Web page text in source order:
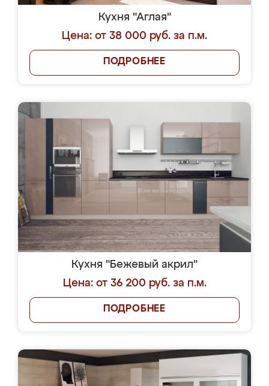
Кухня "Аглая"
Цена: от 38 000 руб. за п.м.
ПОДРОБНЕЕ
Кухня "Бежевый акрил"
Цена: от 36 200 руб. за п.м.
ПОДРОБНЕЕ